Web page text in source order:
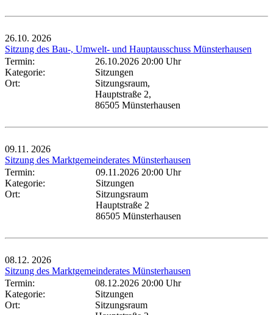
26.10. 2026
Sitzung des Bau-, Umwelt- und Hauptausschuss Münsterhausen
Termin:
26.10.2026 20:00 Uhr
Kategorie:
Sitzungen
Ort:
Sitzungsraum,
Hauptstraße 2,
86505 Münsterhausen
09.11. 2026
Sitzung des Marktgemeinderates Münsterhausen
Termin:
09.11.2026 20:00 Uhr
Kategorie:
Sitzungen
Ort:
Sitzungsraum
Hauptstraße 2
86505 Münsterhausen
08.12. 2026
Sitzung des Marktgemeinderates Münsterhausen
Termin:
08.12.2026 20:00 Uhr
Kategorie:
Sitzungen
Ort:
Sitzungsraum